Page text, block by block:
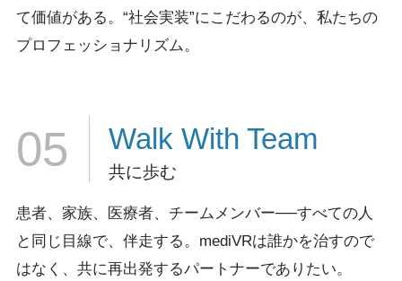
て価値がある。 “社会実装”にこだわるのが、私たちの
プロフェッショナリズム。
05 Walk With Team
共に歩む
患者、家族、医療者、チームメンバー──すべての人
と同じ目線で、伴走する。 mediVRは誰かを治すので
はなく、共に再出発するパートナーでありたい。